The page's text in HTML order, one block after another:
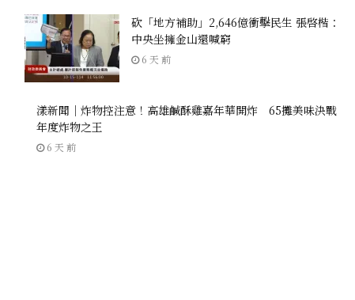
砍「地方補助」2,646億衝擊民生 張啓楷：
中央坐擁金山還喊窮
6 天 前
漾新聞｜炸物控注意！高雄鹹酥雞嘉年華開炸 65攤美味決戰
年度炸物之王
6 天 前